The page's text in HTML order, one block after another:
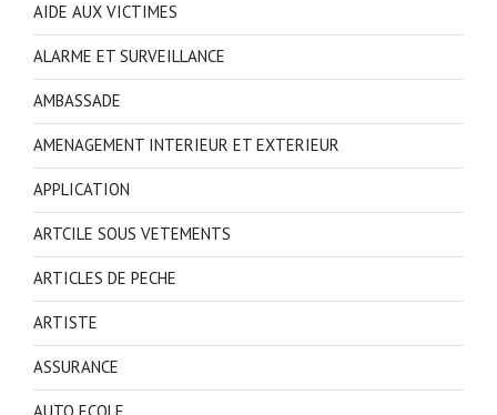
AIDE AUX VICTIMES
ALARME ET SURVEILLANCE
AMBASSADE
AMENAGEMENT INTERIEUR ET EXTERIEUR
APPLICATION
ARTCILE SOUS VETEMENTS
ARTICLES DE PECHE
ARTISTE
ASSURANCE